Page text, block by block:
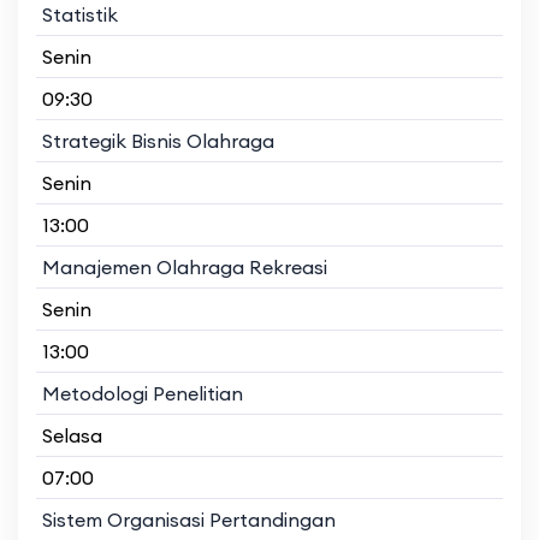
Statistik
Senin
09:30
Strategik Bisnis Olahraga
Senin
13:00
Manajemen Olahraga Rekreasi
Senin
13:00
Metodologi Penelitian
Selasa
07:00
Sistem Organisasi Pertandingan